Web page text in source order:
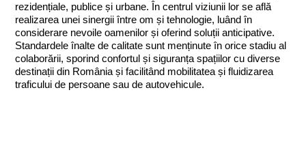
rezidențiale, publice și urbane. În centrul viziunii lor se află
realizarea unei sinergii între om și tehnologie, luând în
considerare nevoile oamenilor și oferind soluții anticipative.
Standardele înalte de calitate sunt menținute în orice stadiu al
colaborării, sporind confortul și siguranța spațiilor cu diverse
destinații din România și facilitând mobilitatea și fluidizarea
traficului de persoane sau de autovehicule.